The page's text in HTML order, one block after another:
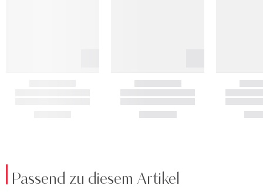
Passend zu diesem Artikel